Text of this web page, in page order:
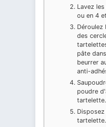
Lavez
ou en 4
Déroulez
des
pâte
beurrer
anti-
poudre
tartelette.
tartelette.